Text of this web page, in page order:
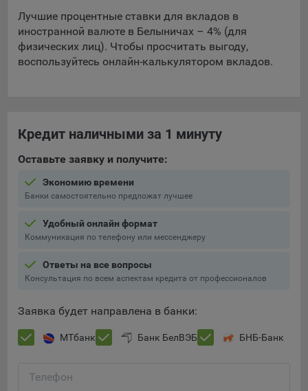
Аналитические файлы cookie показывают, какие страницы
сайта Общества посещаются чаще всего, помогают
выявлять трудности, возникающие при использовании
сайта, а также позволяют оценить эффективность
9.5. Файлы cookie, применяемые для определения целевой
аудитории и в рекламных целях, например Яндекс.Метрика,
Технические/Функциональные, хранятся не более года;
Необходимые для функционирования веб-аналитических
платформ «Google Analytics», «Яндекс.Метрика»
передаются третьим лицам, часть из которых хранятся во
время пользования сайтом;
Остальные - не более года.
Отключение аналитических файлов cookie не позволяет
определять предпочтения пользователей сайта, в том числе
меры по совершенствованию работы сайта исходя из
Лучшие процентные ставки для вкладов в
иностранной валюте в Белыничах – 4% (для
физических лиц). Чтобы просчитать выгоду,
воспользуйтесь онлайн-калькулятором вкладов.
Кредит наличными за 1 минуту
Оставьте заявку и получите:
Экономию времени
Банки самостоятельно предложат лучшее
Удобный онлайн формат
Коммуникация по телефону или мессенджеру
Ответы на все вопросы
Консультация по всем аспектам кредита от профессионалов
Заявка будет направлена в банки:
МТбанк Банк БелВЭБ БНБ-Банк
Телефон